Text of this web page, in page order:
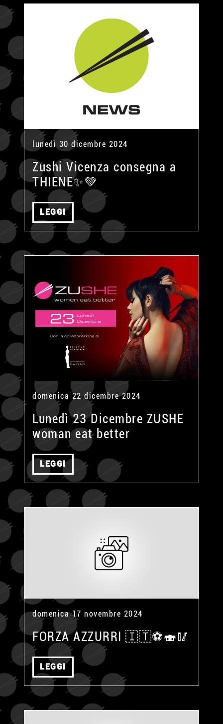
lunedì 30 dicembre 2024
Zushi Vicenza consegna a
THIENE✨💚
LEGGI
domenica 22 dicembre 2024
Lunedì 23 Dicembre ZUSHE
woman eat better
LEGGI
domenica 17 novembre 2024
FORZA AZZURRI 🇮🇹⚽🍣🥢
LEGGI